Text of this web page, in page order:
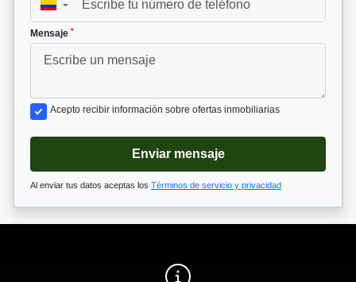
▼
Mensaje *
Acepto recibir información sobre ofertas inmobiliarias
Enviar mensaje
Al enviar tus datos aceptas los Términos de servicio y privacidad